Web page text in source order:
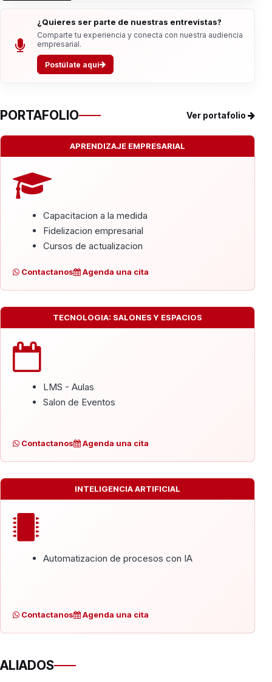
¿Quieres ser parte de nuestras entrevistas?
Comparte tu experiencia y conecta con nuestra audiencia
empresarial.
Postúlate aquí
PORTAFOLIO Ver portafolio
APRENDIZAJE EMPRESARIAL
Capacitacion a la medida
Fidelizacion empresarial
Cursos de actualizacion
Contactanos Agenda una cita
TECNOLOGIA: SALONES Y ESPACIOS
LMS - Aulas
Salon de Eventos
Contactanos Agenda una cita
INTELIGENCIA ARTIFICIAL
Automatizacion de procesos con IA
Contactanos Agenda una cita
ALIADOS